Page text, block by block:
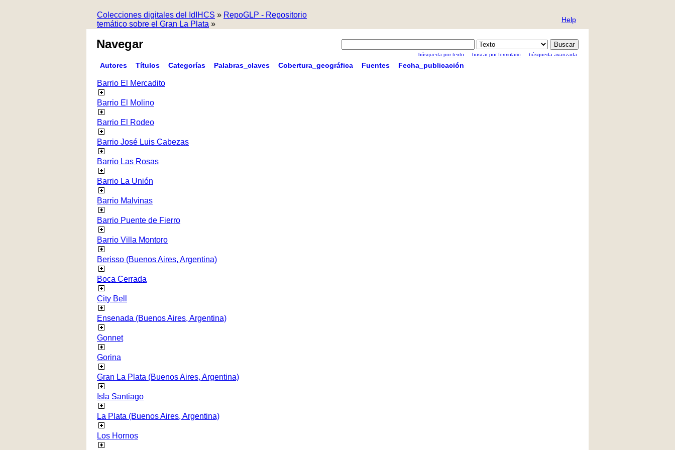
Colecciones digitales del IdIHCS » RepoGLP - Repositorio
temático sobre el Gran La Plata » Help
Navegar
búsqueda por texto buscar por formulario búsqueda avanzada
Autores Títulos Categorías Palabras_claves Cobertura_geográfica Fuentes Fecha_publicación
Barrio El Mercadito
Barrio El Molino
Barrio El Rodeo
Barrio José Luis Cabezas
Barrio Las Rosas
Barrio La Unión
Barrio Malvinas
Barrio Puente de Fierro
Barrio Villa Montoro
Berisso (Buenos Aires, Argentina)
Boca Cerrada
City Bell
Ensenada (Buenos Aires, Argentina)
Gonnet
Gorina
Gran La Plata (Buenos Aires, Argentina)
Isla Santiago
La Plata (Buenos Aires, Argentina)
Los Hornos